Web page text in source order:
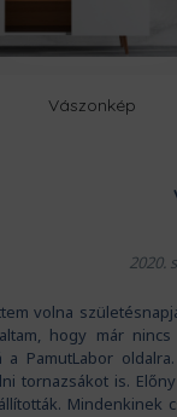
Vászonkép
2020.
volna
hogy már
PamutLabor
tornazsákot is.
Mindenkinek